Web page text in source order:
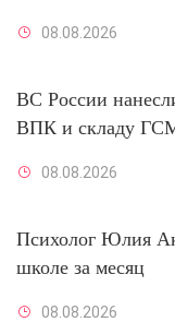
08.08.2026
ВС России
ВПК и складу
08.08.2026
Психолог Юлия
школе за месяц
08.08.2026